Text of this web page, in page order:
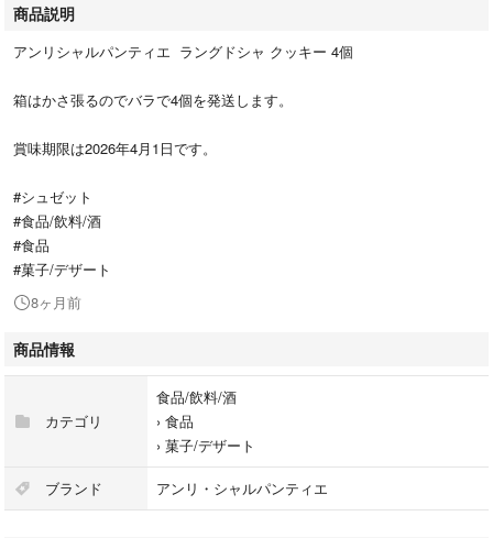
商品説明
アンリシャルパンティエ ラングドシャ クッキー 4個
箱はかさ張るのでバラで4個を発送します。
賞味期限は2026年4月1日です。
#シュゼット
#食品/飲料/酒
#食品
#菓子/デザート
8ヶ月前
商品情報
カテゴリ
食品/飲料/酒
› 食品
› 菓子/デザート
ブランド アンリ・シャルパンティエ